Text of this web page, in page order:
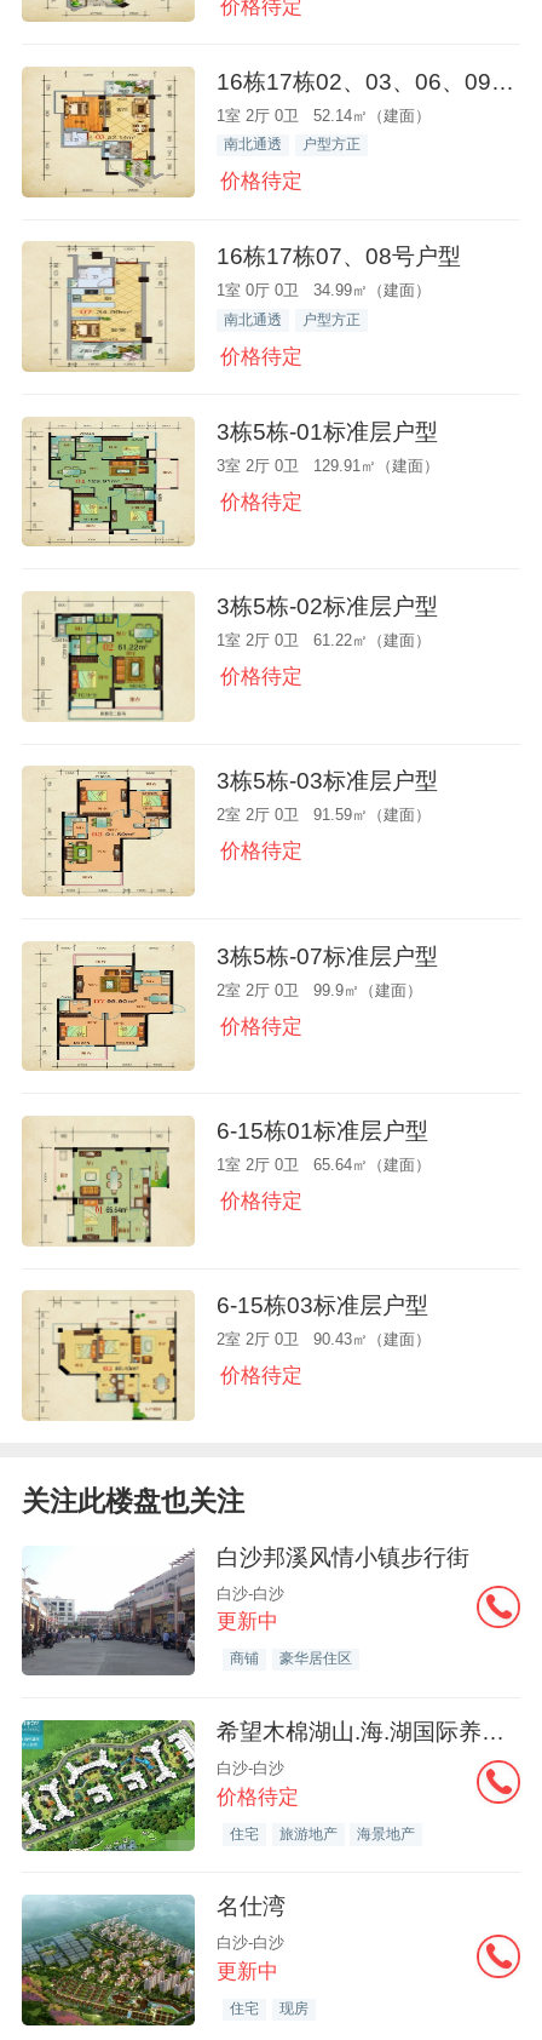
价格待定
16栋17栋02、03、06、09号户型
1室 2厅 0卫 52.14㎡（建面）
南北通透 户型方正
价格待定
16栋17栋07、08号户型
1室 0厅 0卫 34.99㎡（建面）
南北通透 户型方正
价格待定
3栋5栋-01标准层户型
3室 2厅 0卫 129.91㎡（建面）
价格待定
3栋5栋-02标准层户型
1室 2厅 0卫 61.22㎡（建面）
价格待定
3栋5栋-03标准层户型
2室 2厅 0卫 91.59㎡（建面）
价格待定
3栋5栋-07标准层户型
2室 2厅 0卫 99.9㎡（建面）
价格待定
6-15栋01标准层户型
1室 2厅 0卫 65.64㎡（建面）
价格待定
6-15栋03标准层户型
2室 2厅 0卫 90.43㎡（建面）
价格待定
关注此楼盘也关注
白沙邦溪风情小镇步行街
白沙-白沙
更新中
商铺 豪华居住区
希望木棉湖山.海.湖国际养生度假区
白沙-白沙
价格待定
住宅 旅游地产 海景地产
名仕湾
白沙-白沙
更新中
住宅 现房